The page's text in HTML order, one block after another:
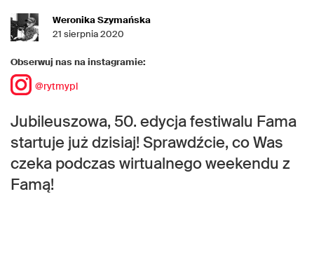
Weronika Szymańska
21 sierpnia 2020
Obserwuj nas na instagramie:
@rytmypl
Jubileuszowa, 50. edycja festiwalu Fama
startuje już dzisiaj! Sprawdźcie, co Was
czeka podczas wirtualnego weekendu z
Famą!